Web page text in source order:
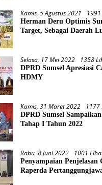
Kamis, 5 Agustus 2021
Herman Deru Optimis
Target, Sebagai Daerah
Selasa, 17 Mei 2022 1358
DPRD Sumsel Apresiasi
HDMY
Kamis, 31 Maret 2022 1177
DPRD Sumsel
Tahap I Tahun 2022
Rabu, 8 Juni 2022 1001
Penyampaian
Raperda